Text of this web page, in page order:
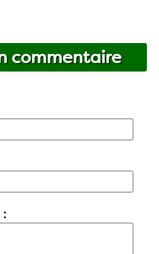
commentaire